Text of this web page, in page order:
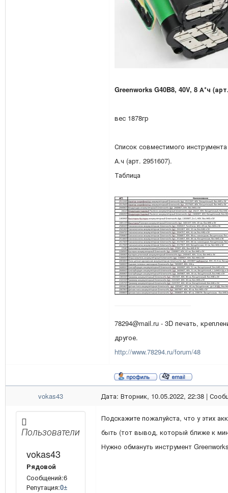
Greenworks G40B8, 40V, 8 А*ч
вес 1878гр
Список совместимого
А.ч (арт. 2951607).
Таблица
78294@mail.ru - 3D печать,
другое.
http://www.78294.ru/forum/48
vokas43 Дата: Вторник, 10.05.2022, 22:38 |
Пользователи
vokas43
Рядовой
Сообщений:6
Репутация:0±
Подскажите пожалуйста, что у этих
быть (тот вывод, который ближе к
Нужно обмануть инструмент